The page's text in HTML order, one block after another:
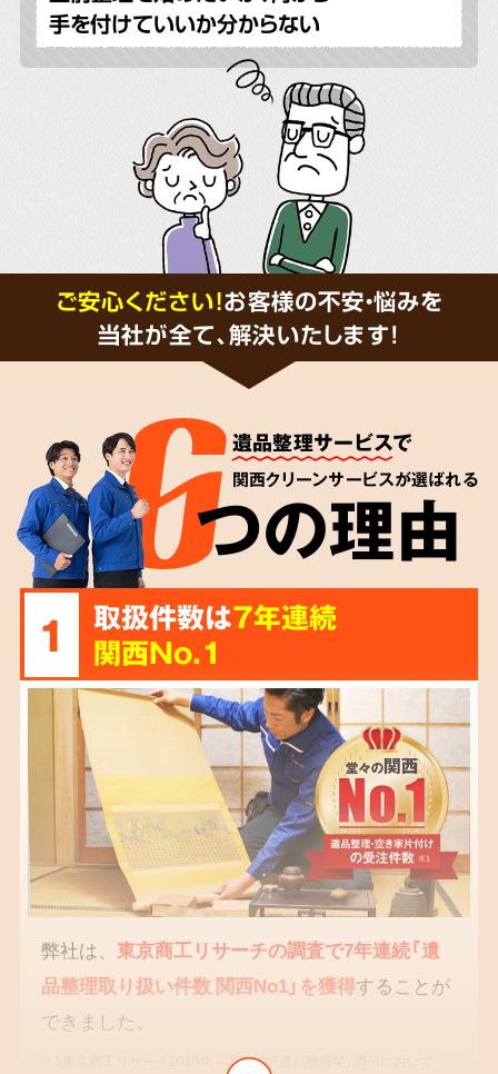
手を付けていいか分からない
ご安心ください！お客様の不安・悩みを
当社が全て、解決いたします!
遺品整理サービスで
関西クリーンサービスが選ばれる
つの理由
1 取扱件数は7年連続
関西No.1
弊社は、東京商工リサーチの調査で7年連続「遺
品整理取り扱い件数 関西No1」を獲得することが
できました。
※1東京商工リサーチ2019年～2025年「遺品整理業」調べにおいて